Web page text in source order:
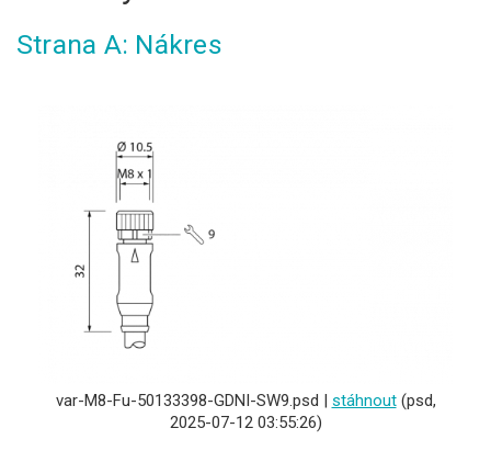
Strana A: Nákres
var-M8-Fu-50133398-GDNI-SW9.psd | stáhnout(psd,
2025-07-12 03:55:26)